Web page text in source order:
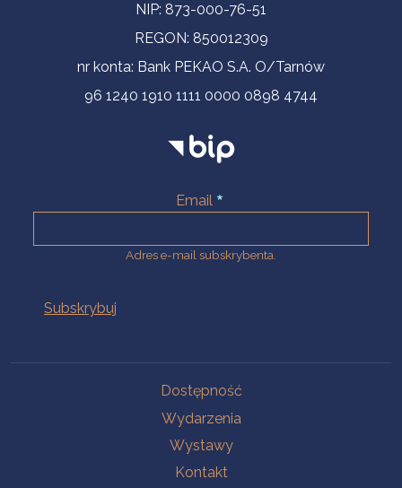
NIP: 873-000-76-51
REGON: 850012309
nr konta: Bank PEKAO S.A. O/Tarnów
96 1240 1910 1111 0000 0898 4744
Email
Adres e-mail subskrybenta.
Dostępność
Wydarzenia
Wystawy
Kontakt